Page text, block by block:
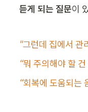
듣게 되는 질문이
"그런데 집에서 관
“뭐 주의해야 할
“회복에 도움되는